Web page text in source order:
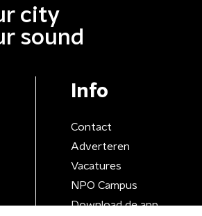
city
sound
Info
Contact
Adverteren
Vacatures
NPO Campus
Download de app